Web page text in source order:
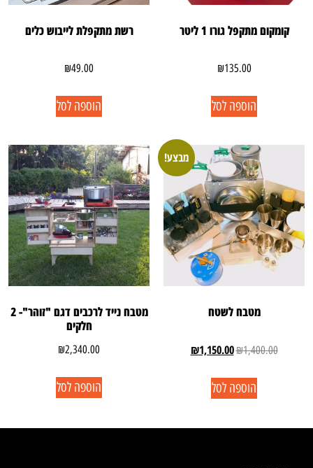
קומקום מתקפל גורו 1 ליטר
₪135.00
הוספה לסל
רשת מתקפלת לייבוש כלים
₪49.00
הוספה לסל
מבצע!
מטבח לשטח
₪1,400.00
₪1,150.00
הוספה לסל
מטבח נייד לרכבים דגם "זוהר"- 2
חלקים
₪2,340.00
הוספה לסל